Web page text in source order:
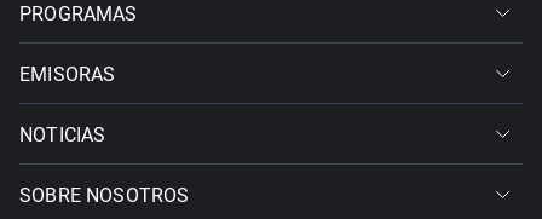
PROGRAMAS
EMISORAS
NOTICIAS
SOBRE NOSOTROS